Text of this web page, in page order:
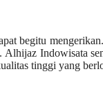
begitu
Indowisata
tinggi yang